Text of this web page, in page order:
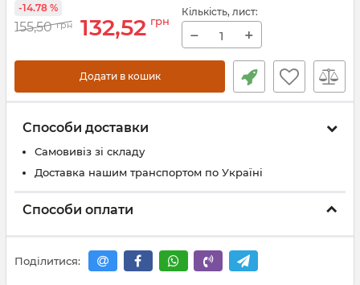
155,50 грн 132,52 грн
-14.78 % Кількість, лист:
− +
Додати в кошик
Способи доставки
Самовивіз зі складу
Доставка нашим транспортом по Україні
Способи оплати
Поділитися: